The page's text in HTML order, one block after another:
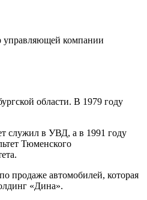
управляющей компании
области. В 1979 году
служил в УВД, а в 1991 году
Тюменского
продаже автомобилей, которая
«Дина».